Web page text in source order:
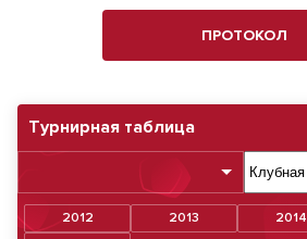
Турнирная таблица
2012 2013 2014
ПРОТОКОЛ